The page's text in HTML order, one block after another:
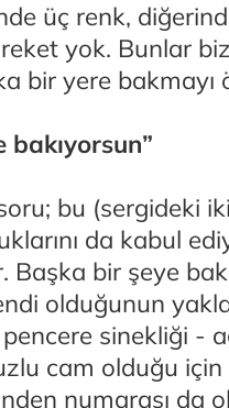
üç renk,
yok. Bunlar
bir yere
bakıyorsun”
bu (sergideki
da kabul
Başka bir şeye
olduğunun
sinekliği -
cam olduğu
numarası da